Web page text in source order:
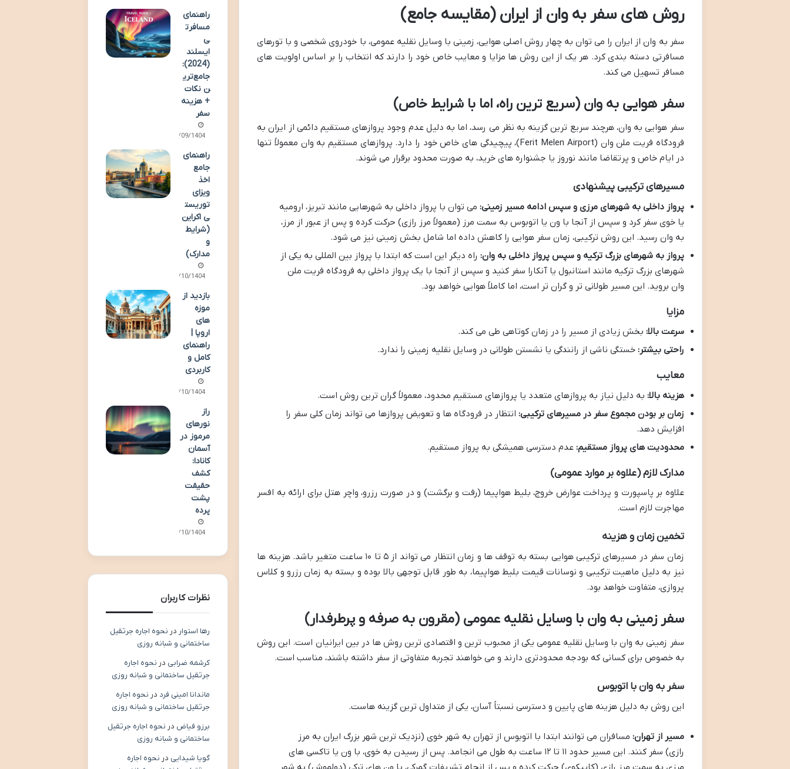
روش های سفر به وان از ایران (مقایسه جامع)
سفر به وان از ایران را می توان به چهار روش اصلی هوایی، زمینی با وسایل نقلیه عمومی، با خودروی شخصی و با تورهای
مسافرتی دسته بندی کرد. هر یک از این روش ها مزایا و معایب خاص خود را دارند که انتخاب را بر اساس اولویت های
مسافر تسهیل می کند.
سفر هوایی به وان (سریع ترین راه، اما با شرایط خاص)
سفر هوایی به وان، هرچند سریع ترین گزینه به نظر می رسد، اما به دلیل عدم وجود پروازهای مستقیم دائمی از ایران به
فرودگاه فریت ملن وان (Ferit Melen Airport)، پیچیدگی های خاص خود را دارد. پروازهای مستقیم به وان معمولاً تنها
در ایام خاص و پرتقاضا مانند نوروز یا جشنواره های خرید، به صورت محدود برقرار می شوند.
مسیرهای ترکیبی پیشنهادی
پرواز داخلی به شهرهای مرزی و سپس ادامه مسیر زمینی: می توان با پرواز داخلی به شهرهایی مانند تبریز، ارومیه
یا خوی سفر کرد و سپس از آنجا با ون یا اتوبوس به سمت مرز (معمولاً مرز رازی) حرکت کرده و پس از عبور از مرز،
به وان رسید. این روش ترکیبی، زمان سفر هوایی را کاهش داده اما شامل بخش زمینی نیز می شود.
پرواز به شهرهای بزرگ ترکیه و سپس پرواز داخلی به وان: راه دیگر این است که ابتدا با پرواز بین المللی به یکی از
شهرهای بزرگ ترکیه مانند استانبول یا آنکارا سفر کنید و سپس از آنجا با یک پرواز داخلی به فرودگاه فریت ملن
وان بروید. این مسیر طولانی تر و گران تر است، اما کاملاً هوایی خواهد بود.
مزایا
سرعت بالا: بخش زیادی از مسیر را در زمان کوتاهی طی می کند.
راحتی بیشتر: خستگی ناشی از رانندگی یا نشستن طولانی در وسایل نقلیه زمینی را ندارد.
معایب
هزینه بالا: به دلیل نیاز به پروازهای متعدد یا پروازهای مستقیم محدود، معمولاً گران ترین روش است.
زمان بر بودن مجموع سفر در مسیرهای ترکیبی: انتظار در فرودگاه ها و تعویض پروازها می تواند زمان کلی سفر را
افزایش دهد.
محدودیت های پرواز مستقیم: عدم دسترسی همیشگی به پرواز مستقیم.
مدارک لازم (علاوه بر موارد عمومی)
علاوه بر پاسپورت و پرداخت عوارض خروج، بلیط هواپیما (رفت و برگشت) و در صورت رزرو، واچر هتل برای ارائه به افسر
مهاجرت لازم است.
تخمین زمان و هزینه
زمان سفر در مسیرهای ترکیبی هوایی بسته به توقف ها و زمان انتظار می تواند از ۵ تا ۱۰ ساعت متغیر باشد. هزینه ها
نیز به دلیل ماهیت ترکیبی و نوسانات قیمت بلیط هواپیما، به طور قابل توجهی بالا بوده و بسته به زمان رزرو و کلاس
پروازی، متفاوت خواهد بود.
سفر زمینی به وان با وسایل نقلیه عمومی (مقرون به صرفه و پرطرفدار)
سفر زمینی به وان با وسایل نقلیه عمومی یکی از محبوب ترین و اقتصادی ترین روش ها در بین ایرانیان است. این روش
به خصوص برای کسانی که بودجه محدودتری دارند و می خواهند تجربه متفاوتی از سفر داشته باشند، مناسب است.
سفر به وان با اتوبوس
این روش به دلیل هزینه های پایین و دسترسی نسبتاً آسان، یکی از متداول ترین گزینه هاست.
مسیر از تهران: مسافران می توانند ابتدا با اتوبوس از تهران به شهر خوی (نزدیک ترین شهر بزرگ ایران به مرز
رازی) سفر کنند. این مسیر حدود ۱۱ تا ۱۲ ساعت به طول می انجامد. پس از رسیدن به خوی، با ون یا تاکسی های
راهنمای
مسافرت
ی
ایسلند
(2024):
جامع‌تری
ن نکات
+ هزینه
سفر
13/09/1404
راهنمای
جامع
اخذ
ویزای
توریست
ی اکراین
(شرایط
و
مدارک)
06/10/1404
بازدید از
موزه
های
اروپا |
راهنمای
کامل و
کاربردی
07/10/1404
راز
نورهای
مرموز در
آسمان
کانادا:
کشف
حقیقت
پشت
پرده
07/10/1404
نظرات کاربران
رها استوار در نحوه اجاره جرثقیل
ساختمانی و شبانه روزی
کرشمه ضرابی در نحوه اجاره
جرثقیل ساختمانی و شبانه روزی
ماندانا امینی فرد در نحوه اجاره
جرثقیل ساختمانی و شبانه روزی
برزو فیاض در نحوه اجاره جرثقیل
ساختمانی و شبانه روزی
گویا شیدایی در نحوه اجاره